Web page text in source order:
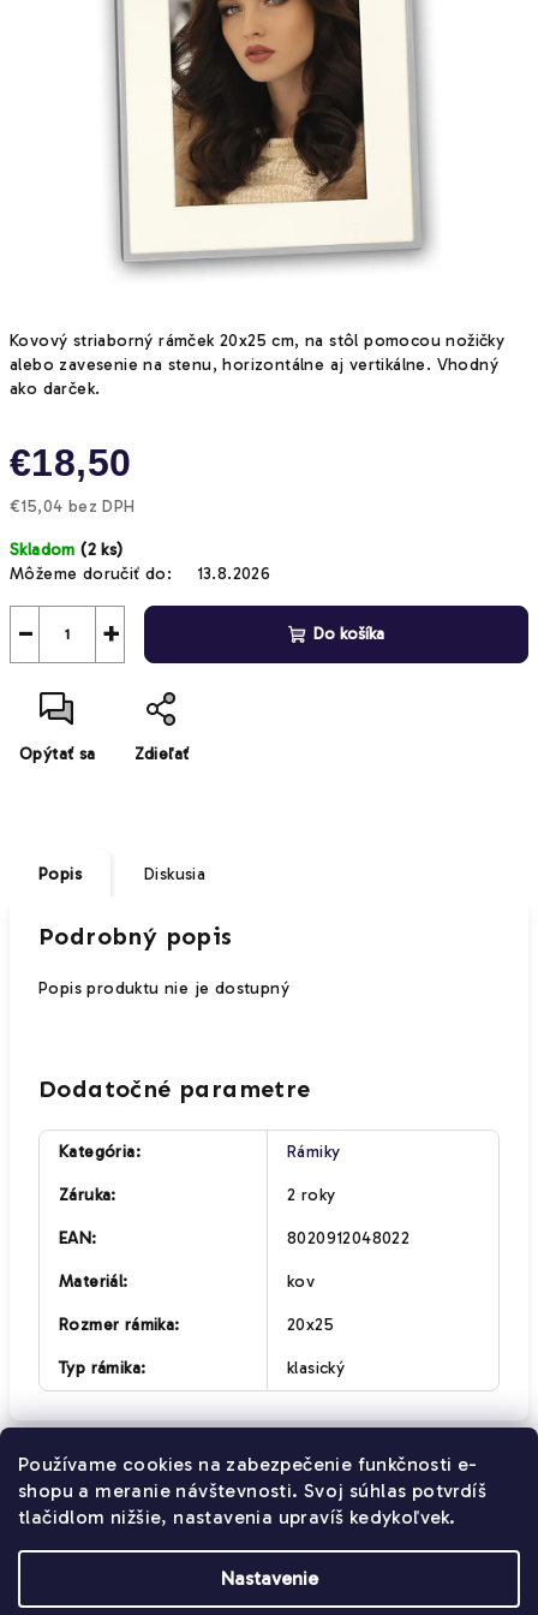
Používame cookies na zabezpečenie funkčnosti e-
shopu a meranie návštevnosti. Svoj súhlas potvrdíš
tlačidlom nižšie, nastavenia upravíš kedykoľvek.
Nastavenie
Kovový striaborný rámček 20x25 cm, na stôl pomocou nožičky
alebo zavesenie na stenu, horizontálne aj vertikálne. Vhodný
ako darček.
€18,50
€15,04 bez DPH
cena:
Skladom(2 ks)
Môžeme doručiť do:
13.8.2026
+
− Do košíka
Opýtať sa Zdieľať
Popis Diskusia
Podrobný popis
Popis produktu nie je dostupný
Dodatočné parametre
Kategória: Rámiky
Záruka: 2 roky
EAN: 8020912048022
Materiál: kov
Rozmer rámika: 20x25
Typ rámika: klasický
Kontakt
Obchodné podmienky
Pravidlá ochrany osobných údajov